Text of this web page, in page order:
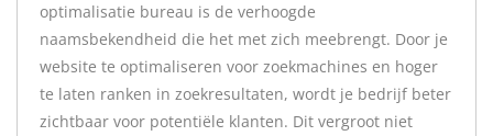
optimalisatie bureau is de verhoogde
naamsbekendheid die het met zich meebrengt. Door je
website te optimaliseren voor zoekmachines en hoger
te laten ranken in zoekresultaten, wordt je bedrijf beter
zichtbaar voor potentiële klanten. Dit vergroot niet